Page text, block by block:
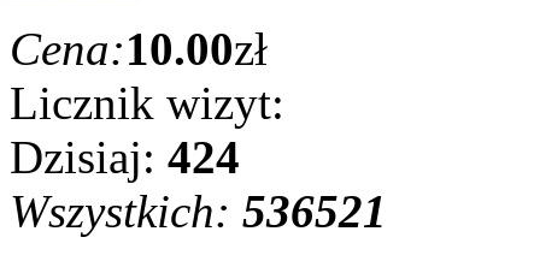
Cena:10.00zł
Licznik wizyt:
Dzisiaj: 424
Wszystkich: 536521